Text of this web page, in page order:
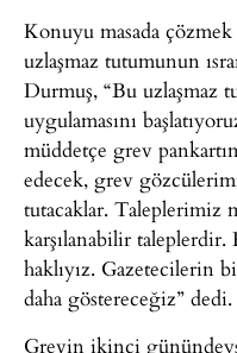
Konuyu masada
uzlaşmaz tutumunun
Durmuş, “Bu uzlaşmaz
uygulamasını
müddetçe grev
edecek, grev
tutacaklar. Taleplerimiz
karşılanabilir taleplerdir.
haklıyız. Gazetecilerin
daha göstereceğiz” dedi.
Grevin ikinci